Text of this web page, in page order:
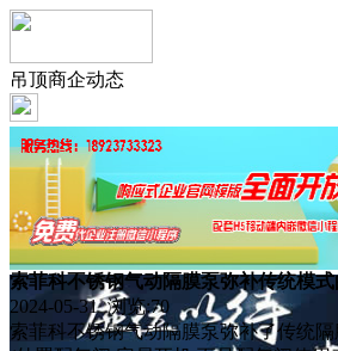
吊顶商企动态
索菲科不锈钢气动隔膜泵弥补传统模
2024-05-31 浏览:70
索菲科不锈钢气动隔膜泵弥补了传统